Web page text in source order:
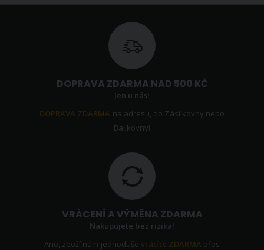
DOPRAVA ZDARMA NAD 500 KČ
Jen u nás!
DOPRAVA ZDARMA na adresu, do Zásilkovny nebo
Balíkovny!
VRÁCENÍ A VÝMĚNA ZDARMA
Nakupujete bez rizika!
Ano, zboží nám jednoduševrátíte ZDARMA přes